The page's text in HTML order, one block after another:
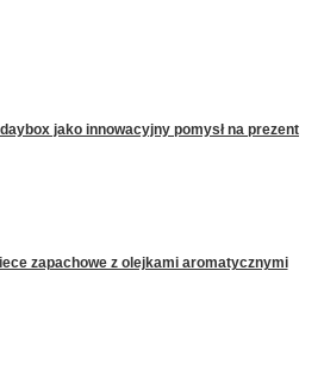
jako innowacyjny pomysł na prezent
zapachowe z olejkami aromatycznymi